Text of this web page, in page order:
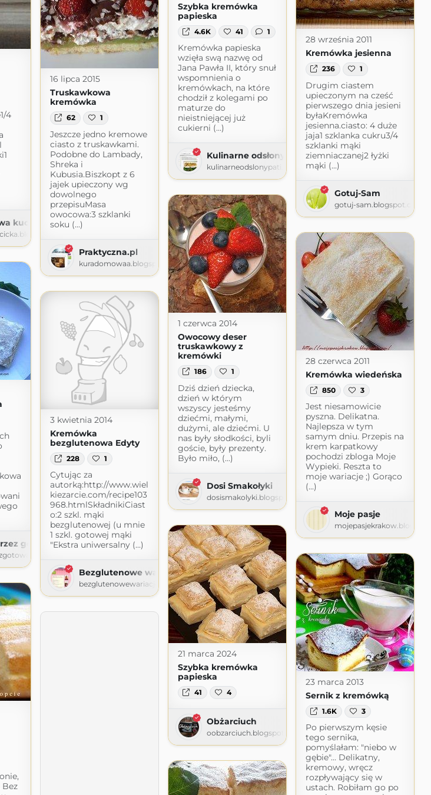
Szybka kremówka
papieska
4.6K 41 1
Kremówka papieska
wzięła swą nazwę od
Jana Pawła II, który snuł
wspomnienia o
kremówkach, na które
chodził z kolegami po
maturze do
nieistniejącej już
cukierni (...)
Kulinarne odsłony pati
kulinarneodslonypati.blogspot.com
28 września 2011
Kremówka jesienna
236 1
Drugim ciastem
upieczonym na cześć
pierwszego dnia jesieni
byłaKremówka
jesienna.ciasto: 4 duże
jaja1 szklanka cukru3/4
szklanki mąki
ziemniaczanej2 łyżki
mąki (...)
Gotuj-Sam
gotuj-sam.blogspot.com
4
kuchnia
16 lipca 2015
Truskawkowa
kremówka
62 1
Jeszcze jedno kremowe
ciasto z truskawkami.
Podobne do Lambady,
Shreka i
Kubusia.Biszkopt z 6
jajek upieczony wg
dowolnego
przepisuMasa
owocowa:3 szklanki
soku (...)
Praktyczna.pl
kuradomowaa.blogspot.com
1 czerwca 2014
Owocowy deser
truskawkowy z
kremówki
186 1
Dziś dzień dziecka,
dzień w którym
wszyscy jesteśmy
dziećmi, małymi,
dużymi, ale dziećmi. U
nas były słodkości, byli
goście, były prezenty.
Było miło, (...)
Dosi Smakołyki
dosismakolyki.blogspot.com
28 czerwca 2011
Kremówka wiedeńska
850 3
Jest niesamowicie
pyszna. Delikatna.
Najlepsza w tym
samym dniu. Przepis na
krem karpatkowy
pochodzi zbloga Moje
Wypieki. Reszta to
moje wariacje ;) Gorąco
(...)
Moje pasje
gotowanie
3 kwietnia 2014
Kremówka
bezglutenowa Edyty
228 1
Cytując za
autorką:http://www.wiel
kiezarcie.com/recipe103
968.htmlSkładnikiCiast
o:2 szkl. mąki
bezglutenowej (u mnie
1 szkl. gotowej mąki
"Ekstra uniwersalny (...)
Bezglutenowe wariacje kulinarne
bezglutenowewariacje.blogspot.com
21 marca 2024
Szybka kremówka
papieska
41 4
Obżarciuch
oobzarciuch.blogspot.com
23 marca 2013
Sernik z kremówką
1.6K 3
Po pierwszym kęsie
tego sernika,
pomyślałam: "niebo w
gębie"... Delikatny,
kremowy, wręcz
rozpływający się w
ustach. Robiłam go po